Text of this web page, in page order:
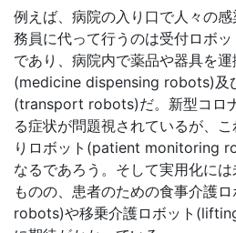
例えば、病院の入り口で人々の
務員に代って行うのは受付ロボッ
であり、病院内で薬品や器具を
(medicine dispensing robots)及
(transport robots)だ。新型コロ
る症状が問題視されているが、
りロボット (patient monitoring
なるであろう。そして実用化に
ものの、患者のための食事介護ロ
robots)や移乗介護ロボット